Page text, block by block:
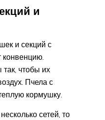
и
и секций с
конвенцию.
чтобы их
Пчела с
кормушку.
сетей, то